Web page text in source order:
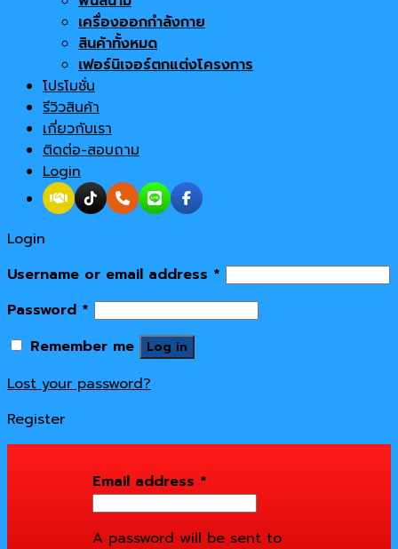
เครื่องออกกำลังกาย
สินค้าทั้งหมด
เฟอร์นิเจอร์ตกแต่งโครงการ
โปรโมชั่น
รีวิวสินค้า
เกี่ยวกับเรา
ติดต่อ-สอบถาม
Login
Login
Username or email address *
Password *
Remember me
Log in
Lost your password?
Register
Email address *
A password will be sent to